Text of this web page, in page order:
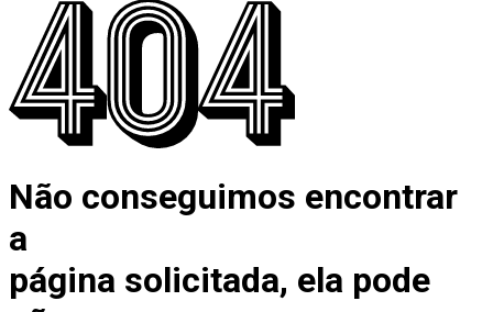
Não conseguimos encontrar
a
página solicitada, ela pode